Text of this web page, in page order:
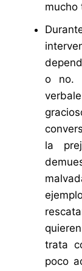
mucho
o no.
la
trata
poco